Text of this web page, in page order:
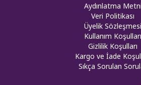
Aydınlatma Metni
Veri Politikası
Üyelik Sözleşmesi
Kullanım Koşulları
Gizlilik Koşulları
Kargo ve İade
Sıkça Sorulan